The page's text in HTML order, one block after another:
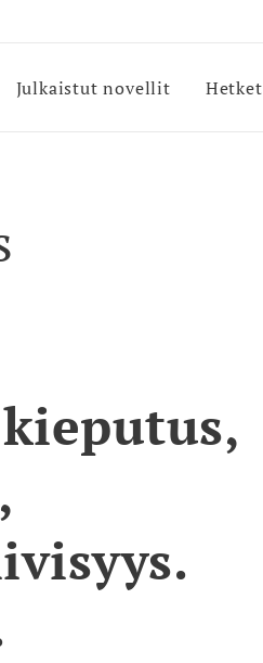
Julkaistut novellit Hetket